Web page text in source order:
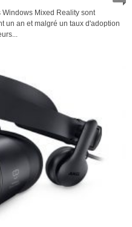
Mixed Reality sont
un an et malgré un taux d'adoption